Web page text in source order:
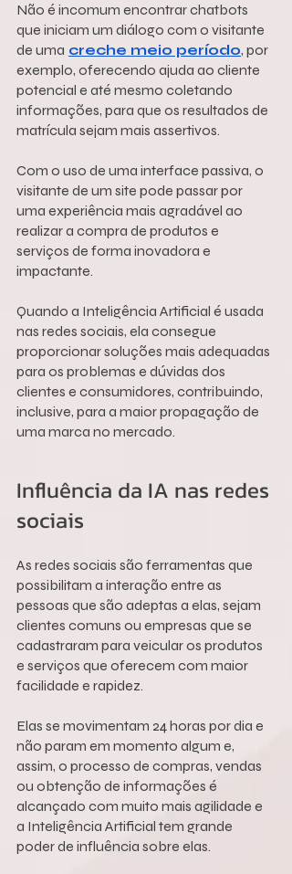
Não é incomum encontrar chatbots
que iniciam um diálogo com o visitante
de uma creche meio período, por
exemplo, oferecendo ajuda ao cliente
potencial e até mesmo coletando
informações, para que os resultados de
matrícula sejam mais assertivos.
Com o uso de uma interface passiva, o
visitante de um site pode passar por
uma experiência mais agradável ao
realizar a compra de produtos e
serviços de forma inovadora e
impactante.
Quando a Inteligência Artificial é usada
nas redes sociais, ela consegue
proporcionar soluções mais adequadas
para os problemas e dúvidas dos
clientes e consumidores, contribuindo,
inclusive, para a maior propagação de
uma marca no mercado.
Influência da IA nas redes
sociais
As redes sociais são ferramentas que
possibilitam a interação entre as
pessoas que são adeptas a elas, sejam
clientes comuns ou empresas que se
cadastraram para veicular os produtos
e serviços que oferecem com maior
facilidade e rapidez.
Elas se movimentam 24 horas por dia e
não param em momento algum e,
assim, o processo de compras, vendas
ou obtenção de informações é
alcançado com muito mais agilidade e
a Inteligência Artificial tem grande
poder de influência sobre elas.